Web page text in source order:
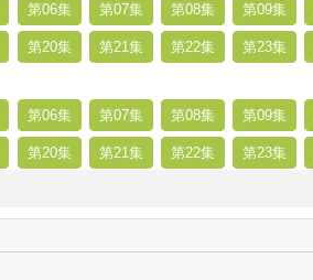
第06集 第07集 第08集 第09集
第20集 第21集 第22集 第23集
第06集 第07集 第08集 第09集
第20集 第21集 第22集 第23集